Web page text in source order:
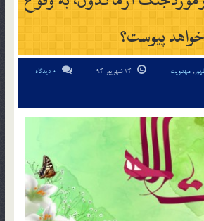
خواهد پیوست؟
, مهدویت 0 دیدگاه